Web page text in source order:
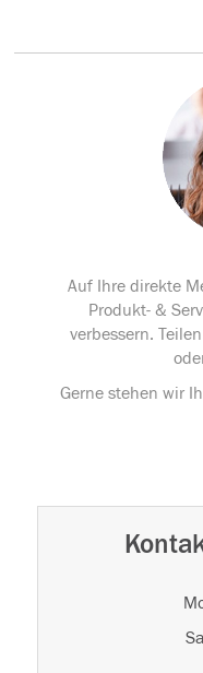
Auf Ihre direkte
Produkt- &
verbessern.
Gerne stehen wir